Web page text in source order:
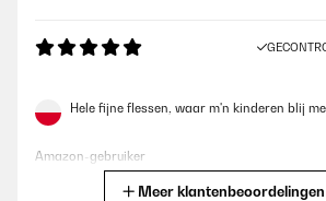
Hele fijne flessen, waar m'n kinderen blij
Amazon-gebruiker
Meer